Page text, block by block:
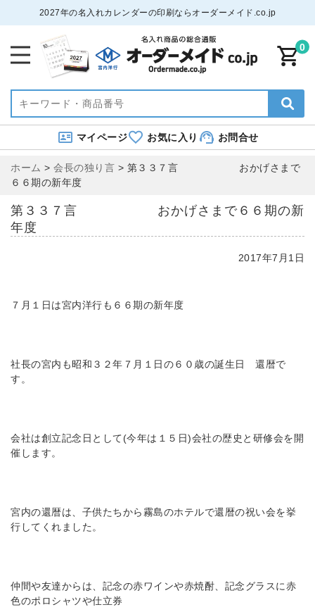
2027年の名入れカレンダーの印刷ならオーダーメイド.co.jp
0
マイページ お気に入り お問合せ
ホーム > 会長の独り言 > 第３３７言 おかげさまで
６６期の新年度
第３３７言 おかげさまで６６期の新
年度
2017年7月1日
７月１日は宮内洋行も６６期の新年度
社長の宮内も昭和３２年７月１日の６０歳の誕生日 還暦で
す。
会社は創立記念日として(今年は１５日)会社の歴史と研修会を開
催します。
宮内の還暦は、子供たちから霧島のホテルで還暦の祝い会を挙
行してくれました。
仲間や友達からは、記念の赤ワインや赤焼酎、記念グラスに赤
色のポロシャツや仕立券